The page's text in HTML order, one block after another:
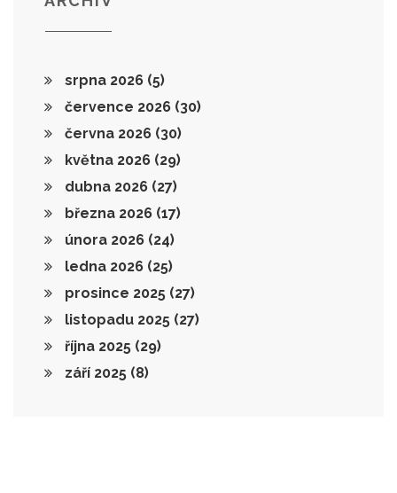
srpna 2026 (5)
července 2026 (30)
června 2026 (30)
května 2026 (29)
dubna 2026 (27)
března 2026 (17)
února 2026 (24)
ledna 2026 (25)
prosince 2025 (27)
listopadu 2025 (27)
října 2025 (29)
září 2025 (8)